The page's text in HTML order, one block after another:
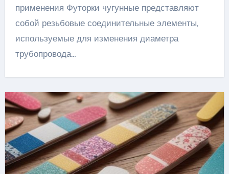
применения Футорки чугунные представляют
собой резьбовые соединительные элементы,
используемые для изменения диаметра
трубопровода…